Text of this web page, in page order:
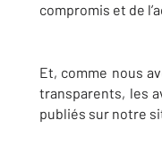
compromis et de
Et, comme nous
transparents, les
publiés sur notre